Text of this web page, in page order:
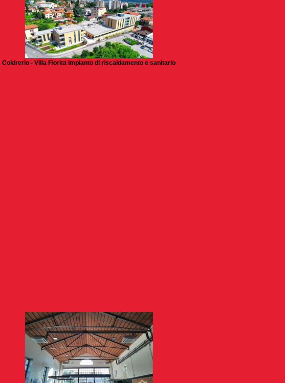
Coldrerio - Villa Fiorita Impianto di riscaldamento e sanitario